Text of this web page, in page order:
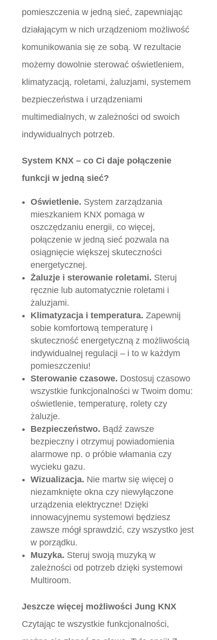
pomieszczenia w jedną sieć, zapewniając
działającym w nich urządzeniom możliwość
komunikowania się ze sobą. W rezultacie
możemy dowolnie sterować oświetleniem,
klimatyzacją, roletami, żaluzjami, systemem
bezpieczeństwa i urządzeniami
multimedialnych, w zależności od swoich
indywidualnych potrzeb.
System KNX – co Ci daje połączenie
funkcji w jedną sieć?
Oświetlenie. System zarządzania
mieszkaniem KNX pomaga w
oszczędzaniu energii, co więcej,
połączenie w jedną sieć pozwala na
osiągnięcie większej skuteczności
energetycznej.
Żaluzje i sterowanie roletami. Steruj
ręcznie lub automatycznie roletami i
żaluzjami.
Klimatyzacja i temperatura. Zapewnij
sobie komfortową temperaturę i
skuteczność energetyczną z możliwością
indywidualnej regulacji – i to w każdym
pomieszczeniu!
Sterowanie czasowe. Dostosuj czasowo
wszystkie funkcjonalności w Twoim domu:
oświetlenie, temperaturę, rolety czy
żaluzje.
Bezpieczeństwo. Bądź zawsze
bezpieczny i otrzymuj powiadomienia
alarmowe np. o próbie włamania czy
wycieku gazu.
Wizualizacja. Nie martw się więcej o
niezamknięte okna czy niewyłączone
urządzenia elektryczne! Dzięki
innowacyjnemu systemowi będziesz
zawsze mógł sprawdzić, czy wszystko jest
w porządku.
Muzyka. Steruj swoją muzyką w
zależności od potrzeb dzięki systemowi
Multiroom.
Jeszcze więcej możliwości Jung KNX
Czytając te wszystkie funkcjonalności,